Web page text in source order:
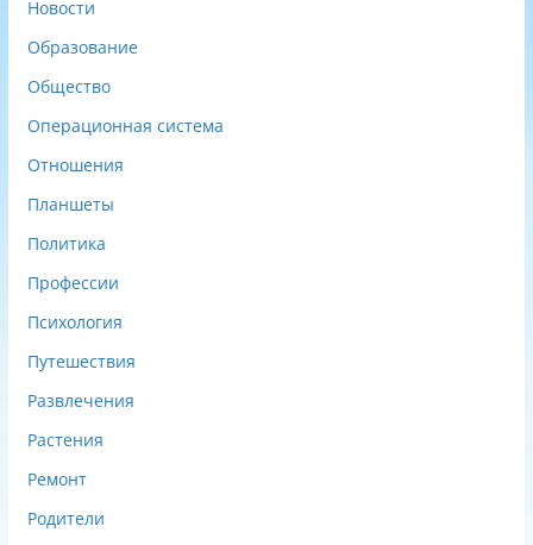
Новости
Образование
Общество
Операционная система
Отношения
Планшеты
Политика
Профессии
Психология
Путешествия
Развлечения
Растения
Ремонт
Родители